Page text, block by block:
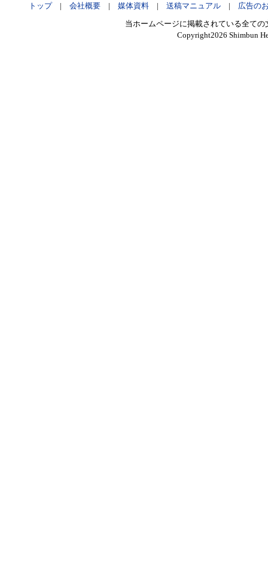
トップ| 会社概要| 媒体資料| 送稿マニュアル| 広告の
当ホームページに掲載されている全て
Copyright2026 Shimbun